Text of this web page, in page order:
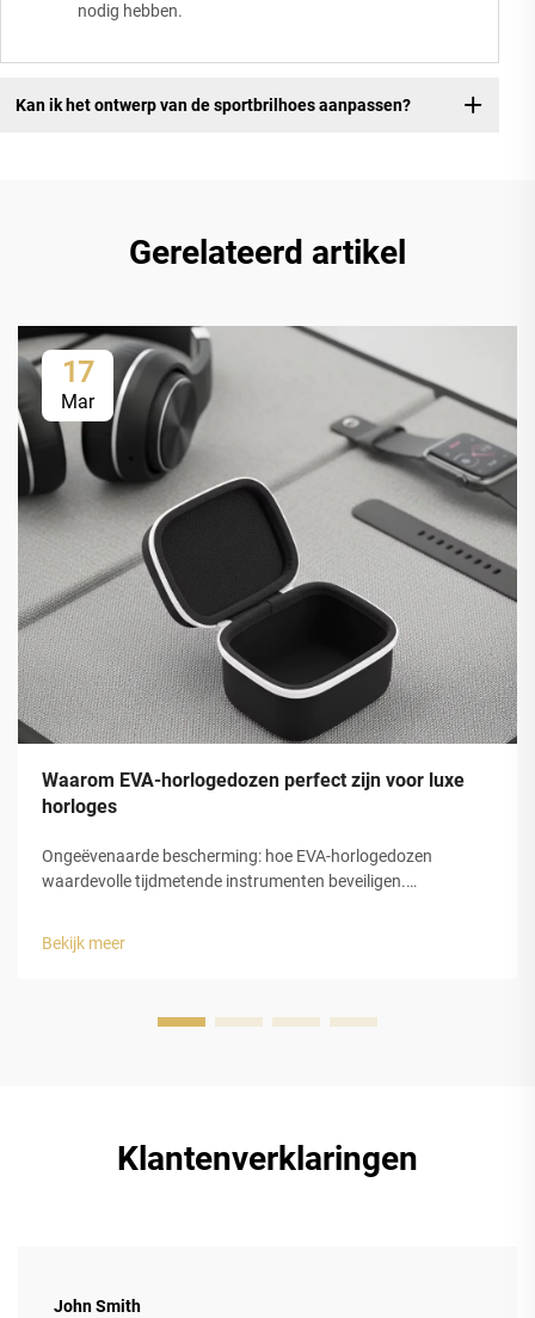
nodig hebben.
Kan ik het ontwerp van de sportbrilhoes aanpassen?
Gerelateerd artikel
17
Mar
Waarom EVA-horlogedozen perfect zijn voor luxe
horloges
Ongeëvenaarde bescherming: hoe EVA-horlogedozen
waardevolle tijdmetende instrumenten beveiligen.
EVA-schuim. De gesloten-celstructuur van
ethyleenvinylacetaat (EVA)-schuim biedt luxe horlogedozen
Bekijk meer
Klantenverklaringen
John Smith